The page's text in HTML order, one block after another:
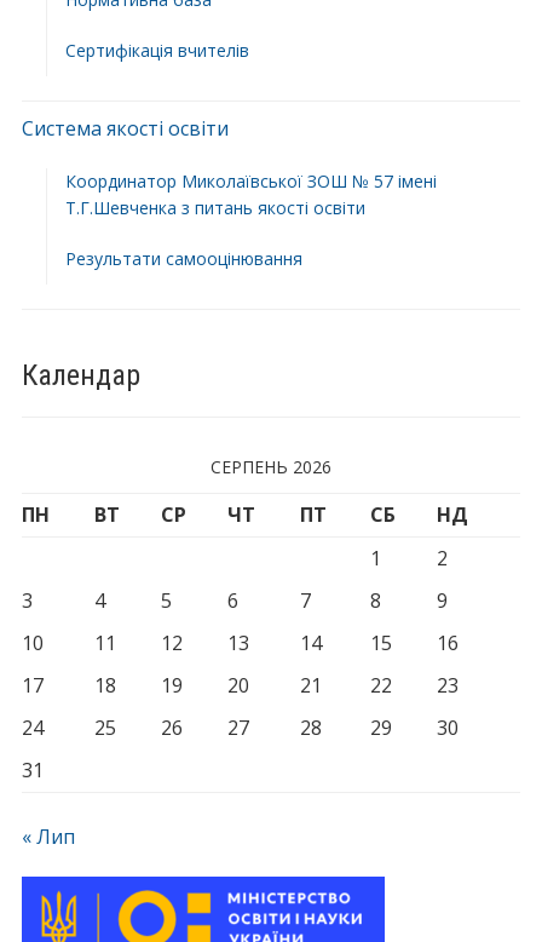
Сертифікація вчителів
Система якості освіти
Координатор Миколаївської ЗОШ № 57 імені
Т.Г.Шевченка з питань якості освіти
Результати самооцінювання
Календар
СЕРПЕНЬ 2026
ПН ВТ СР ЧТ ПТ СБ
НД
1
2
3
4 5 6 7 8
9
10
11 12 13 14 15
16
17
18 19 20 21 22
23
24
25 26 27 28 29
30
31
« Лип